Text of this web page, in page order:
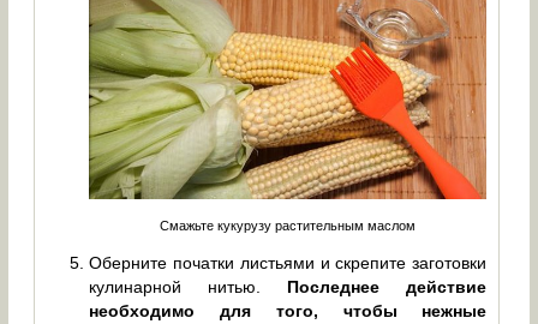
Смажьте кукурузу растительным маслом
Оберните початки листьями и скрепите заготовки
кулинарной нитью. Последнее действие
необходимо для того, чтобы нежные